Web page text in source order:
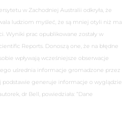
w Zachodniej Australii odkryła, że
ludziom myśleć, że są mniej otyli niż ma
Wyniki prac opublikowane zostały w
Reports. Donoszą one, że na błędne
wpływają wcześniejsze obserwacje
uśrednia informacje gromadzone przez
podstawie generuje informacje o wyglądzie
dr Bell, powiedziała: “Dane